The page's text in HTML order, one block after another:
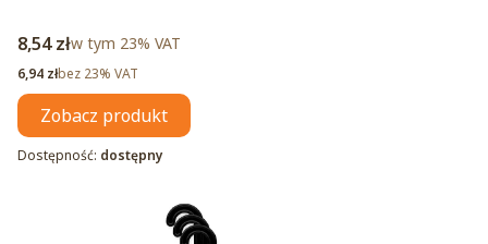
Cena brutto
8,54 złw tym %s VAT
w tym 23% VAT
Cena netto
6,94 złbez 23% VAT
Zobacz produkt
Dostępność: dostępny